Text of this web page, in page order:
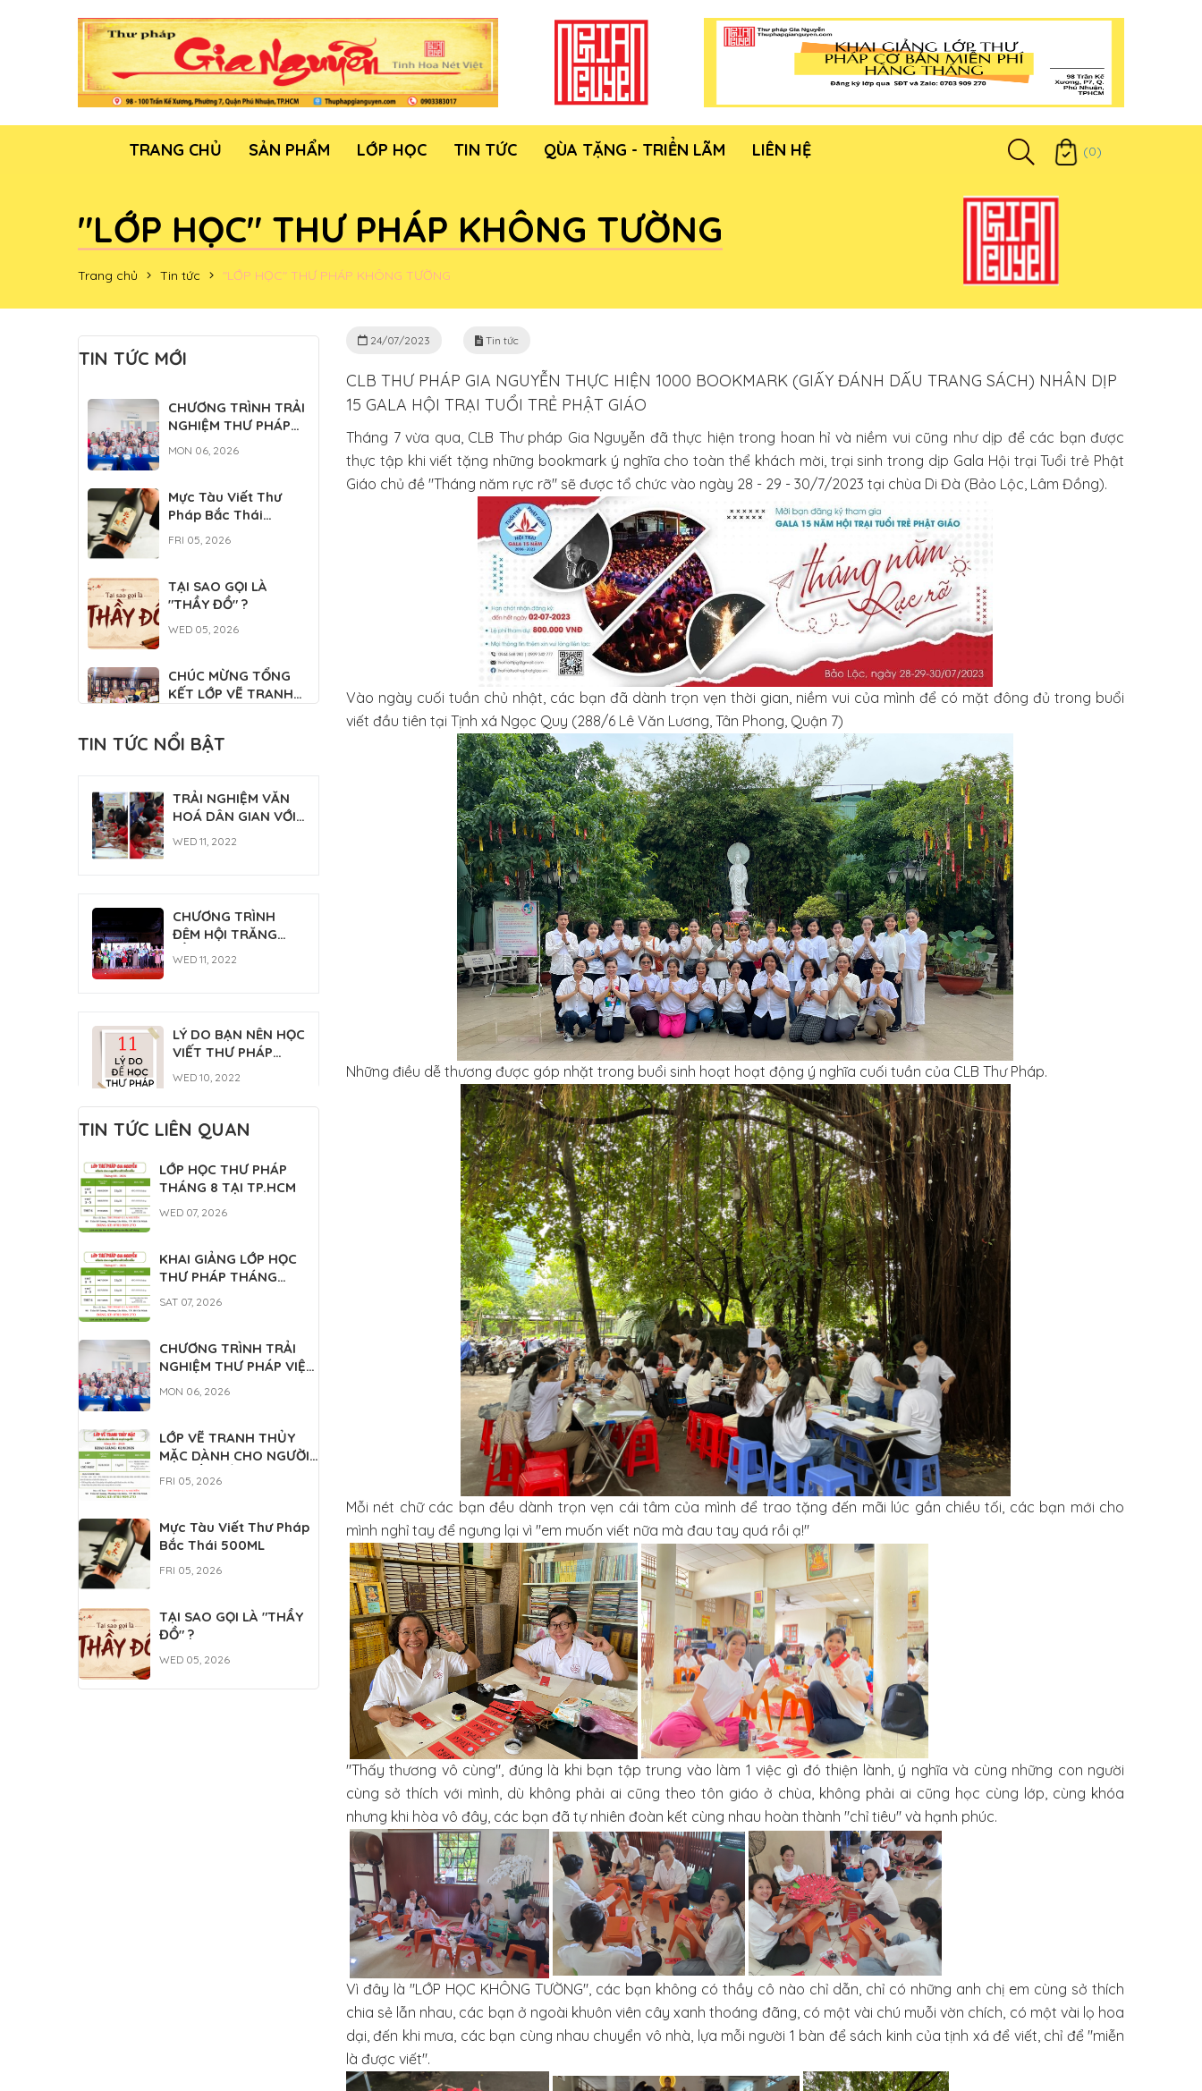
TRANG CHỦ SẢN PHẨM LỚP HỌC TIN TỨC QÙA TẶNG - TRIỂN LÃM LIÊN HỆ (0)
"LỚP HỌC" THƯ PHÁP KHÔNG TƯỜNG
Trang chủ Tin tức "LỚP HỌC" THƯ PHÁP KHÔNG TƯỜNG
24/07/2023 Tin tức
CLB THƯ PHÁP GIA NGUYỄN THỰC HIỆN 1000 BOOKMARK (GIẤY ĐÁNH DẤU TRANG SÁCH) NHÂN DỊP
15 GALA HỘI TRẠI TUỔI TRẺ PHẬT GIÁO
Tháng 7 vừa qua, CLB Thư pháp Gia Nguyễn đã thực hiện trong hoan hỉ và niềm vui cũng như dịp để các bạn được
thực tập khi viết tặng những bookmark ý nghĩa cho toàn thể khách mời, trại sinh trong dịp Gala Hội trại Tuổi trẻ Phật
Giáo chủ đề "Tháng năm rực rỡ" sẽ được tổ chức vào ngày 28 - 29 - 30/7/2023 tại chùa Di Đà (Bảo Lộc, Lâm Đồng).
Vào ngày cuối tuần chủ nhật, các bạn đã dành trọn vẹn thời gian, niềm vui của mình để có mặt đông đủ trong buổi
viết đầu tiên tại Tịnh xá Ngọc Quy (288/6 Lê Văn Lương, Tân Phong, Quận 7)
Những điều dễ thương được góp nhặt trong buổi sinh hoạt hoạt động ý nghĩa cuối tuần của CLB Thư Pháp.
Mỗi nét chữ các bạn đều dành trọn vẹn cái tâm của mình để trao tặng đến mãi lúc gần chiều tối, các bạn mới cho
mình nghỉ tay để ngưng lại vì "em muốn viết nữa mà đau tay quá rồi ạ!"
"Thấy thương vô cùng", đúng là khi bạn tập trung vào làm 1 việc gì đó thiện lành, ý nghĩa và cùng những con người
cùng sở thích với mình, dù không phải ai cũng theo tôn giáo ở chùa, không phải ai cũng học cùng lớp, cùng khóa
nhưng khi hòa vô đây, các bạn đã tự nhiên đoàn kết cùng nhau hoàn thành "chỉ tiêu" và hạnh phúc.
Vì đây là "LỚP HỌC KHÔNG TƯỜNG", các bạn không có thầy cô nào chỉ dẫn, chỉ có những anh chị em cùng sở thích
chia sẻ lẫn nhau, các bạn ở ngoài khuôn viên cây xanh thoáng đãng, có một vài chú muỗi vờn chích, có một vài lọ hoa
dại, đến khi mưa, các bạn cùng nhau chuyển vô nhà, lựa mỗi người 1 bàn để sách kinh của tịnh xá để viết, chỉ để "miễn
là được viết".
TIN TỨC MỚI
CHƯƠNG TRÌNH TRẢI
NGHIỆM THƯ PHÁP
VIỆT DÀNH CHO DU
HỌC SINH QUỐC TẾ
MON 06, 2026
Mực Tàu Viết Thư
Pháp Bắc Thái
500ML
FRI 05, 2026
TẠI SAO GỌI LÀ
"THẦY ĐỒ" ?
WED 05, 2026
CHÚC MỪNG TỔNG
KẾT LỚP VẼ TRANH
TƯỞNG NIỆM ĐỨC
THÁNH TỔ NI ĐẠI ÁI
ĐẠO 2026
FRI 03, 2026
TIN TỨC NỔI BẬT
TRẢI NGHIỆM VĂN
HOÁ DÂN GIAN VỚI
THƯ PHÁP [NGÀY
HỘI TÂN SINH VIÊN
WED 11, 2022
CHƯƠNG TRÌNH
ĐÊM HỘI TRĂNG
RẰM
WED 11, 2022
LÝ DO BẠN NÊN HỌC
VIẾT THƯ PHÁP
NGAY
WED 10, 2022
Gia Nguyễn
MON 07, 2022
TIN TỨC LIÊN QUAN
LỚP HỌC THƯ PHÁP
THÁNG 8 TẠI TP.HCM
WED 07, 2026
KHAI GIẢNG LỚP HỌC
THƯ PHÁP THÁNG
7/2026
SAT 07, 2026
CHƯƠNG TRÌNH TRẢI
NGHIỆM THƯ PHÁP VIỆT
DÀNH CHO DU HỌC
SINH QUỐC TẾ
MON 06, 2026
LỚP VẼ TRANH THỦY
MẶC DÀNH CHO NGƯỜI
MỚI BẮT ĐẦU 08/2026
FRI 05, 2026
Mực Tàu Viết Thư Pháp
Bắc Thái 500ML
FRI 05, 2026
TẠI SAO GỌI LÀ "THẦY
ĐỒ" ?
WED 05, 2026